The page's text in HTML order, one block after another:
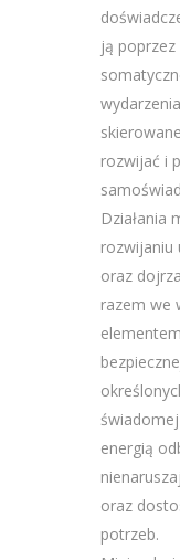
ją
rozwijać i
Działania
rozwijaniu
oraz
razem we
świadomej
energią
oraz
potrzeb.